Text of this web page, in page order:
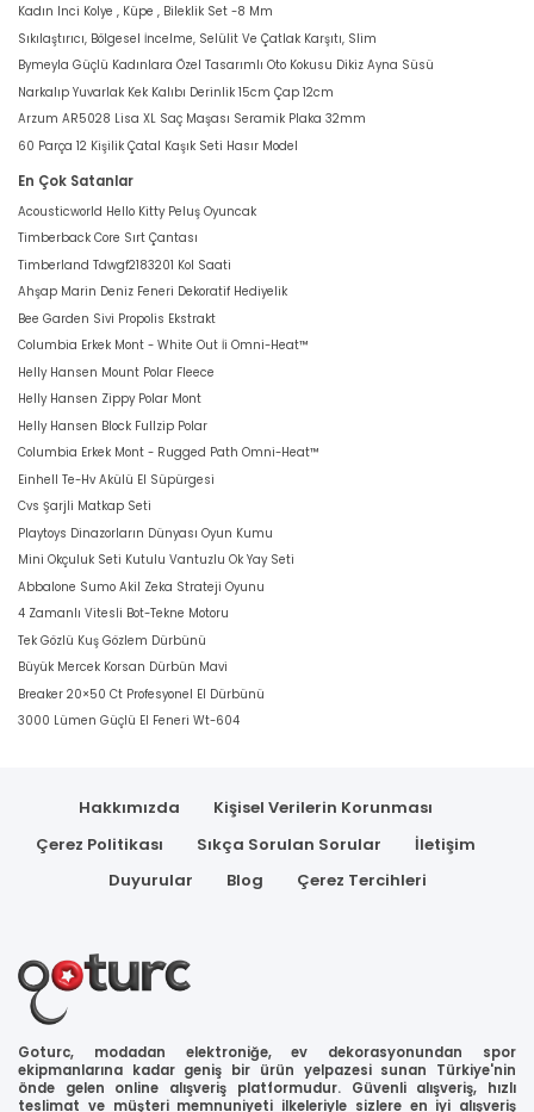
Kadın Inci Kolye , Küpe , Bileklik Set -8 Mm
Sıkılaştırıcı, Bölgesel İncelme, Selülit Ve Çatlak Karşıtı, Slim
Bymeyla Güçlü Kadınlara Özel Tasarımlı Oto Kokusu Dikiz Ayna Süsü
Narkalıp Yuvarlak Kek Kalıbı Derinlik 15cm Çap 12cm
Arzum AR5028 Lisa XL Saç Maşası Seramik Plaka 32mm
60 Parça 12 Kişilik Çatal Kaşık Seti Hasır Model
En Çok Satanlar
Acousticworld Hello Kitty Peluş Oyuncak
Timberback Core Sırt Çantası
Timberland Tdwgf2183201 Kol Saati
Ahşap Marin Deniz Feneri Dekoratif Hediyelik
Bee Garden Sivi Propolis Ekstrakt
Columbia Erkek Mont - White Out İi Omni-Heat™
Helly Hansen Mount Polar Fleece
Helly Hansen Zippy Polar Mont
Helly Hansen Block Fullzip Polar
Columbia Erkek Mont - Rugged Path Omni-Heat™
Einhell Te-Hv Akülü El Süpürgesi
Cvs Şarjli Matkap Seti
Playtoys Dinazorların Dünyası Oyun Kumu
Mini Okçuluk Seti Kutulu Vantuzlu Ok Yay Seti
Abbalone Sumo Akil Zeka Strateji Oyunu
4 Zamanlı Vitesli Bot-Tekne Motoru
Tek Gözlü Kuş Gözlem Dürbünü
Büyük Mercek Korsan Dürbün Mavi
Breaker 20×50 Ct Profesyonel El Dürbünü
3000 Lümen Güçlü El Feneri Wt-604
Hakkımızda
Kişisel Verilerin Korunması
Çerez Politikası
Sıkça Sorulan Sorular
İletişim
Duyurular
Blog Çerez Tercihleri
Goturc, modadan elektroniğe, ev dekorasyonundan spor
ekipmanlarına kadar geniş bir ürün yelpazesi sunan Türkiye'nin
önde gelen online alışveriş platformudur. Güvenli alışveriş, hızlı
teslimat ve müşteri memnuniyeti ilkeleriyle sizlere en iyi alışveriş